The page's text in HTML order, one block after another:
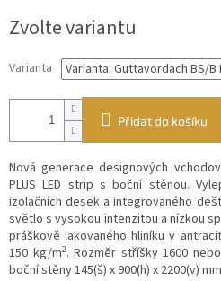
Zvolte variantu
Varianta
Přidat do košíku
Nová generace designových
PLUS LED strip s boční stěnou.
izolačních desek a integrovaného
světlo s vysokou intenzitou a nízkou
práškově lakovaného hliníku v
150 kg/m2. Rozměr stříšky 1600
boční stěny 145(š) x 900(h) x 2200(v)